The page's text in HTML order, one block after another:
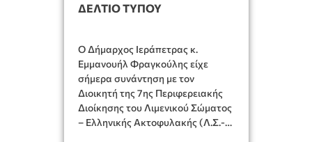
ΔΕΛΤΙΟ ΤΥΠΟΥ
Ο Δήμαρχος Ιεράπετρας κ.
Εμμανουήλ Φραγκούλης είχε
σήμερα συνάντηση με τον
Διοικητή της 7ης Περιφερειακής
Διοίκησης του Λιμενικού Σώματος
– Ελληνικής Ακτοφυλακής (Λ.Σ.-